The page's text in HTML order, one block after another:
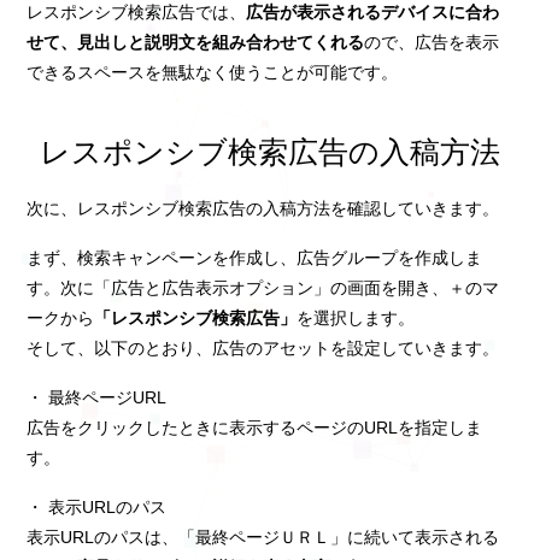
レスポンシブ検索広告では、 広告が表示されるデバイスに合わ
せて、見出しと説明文を組み合わせてくれるので、広告を表示
できるスペースを無駄なく使うことが可能です。
レスポンシブ検索広告の入稿方法
次に、レスポンシブ検索広告の入稿方法を確認していきます。
まず、検索キャンペーンを作成し、広告グループを作成しま
す。次に「広告と広告表示オプション」の画面を開き、＋のマ
ークから
「レスポンシブ検索広告」 を選択します。
そして、以下のとおり、広告のアセットを設定していきます。
・ 最終ページURL
広告をクリックしたときに表示するページのURLを指定しま
す。
・ 表示URLのパス
表示URLのパスは、「最終ページＵＲＬ」に続いて表示される